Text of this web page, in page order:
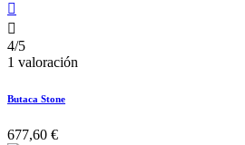


4/5
1 valoración
Butaca Stone
677,60 €